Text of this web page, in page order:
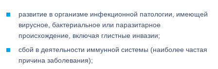
развитие в организме инфекционной патологии, имеющей
вирусное, бактериальное или паразитарное
происхождение, включая глистные инвазии;
сбой в деятельности иммунной системы (наиболее частая
причина заболевания);